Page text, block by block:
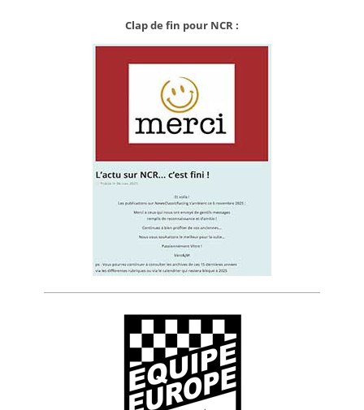
Clap de fin pour NCR :